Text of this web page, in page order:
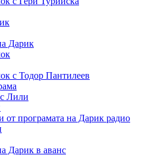
Дарик
с Тодор Пантилеев
Лили
от програмата на Дарик радио
Дарик в аванс